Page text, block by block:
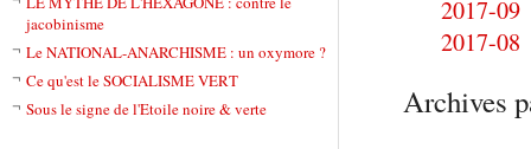
jacobinisme
Le NATIONAL-ANARCHISME : un oxymore ?
Ce qu'est le SOCIALISME VERT
Sous le signe de l'Etoile noire & verte
2017-09
2017-08
Archives